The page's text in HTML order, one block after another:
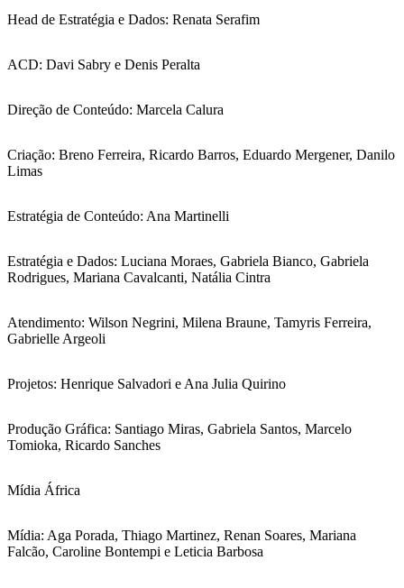
Head de Estratégia e Dados: Renata Serafim
ACD: Davi Sabry e Denis Peralta
Direção de Conteúdo: Marcela Calura
Criação: Breno Ferreira, Ricardo Barros, Eduardo Mergener, Danilo
Limas
Estratégia de Conteúdo: Ana Martinelli
Estratégia e Dados: Luciana Moraes, Gabriela Bianco, Gabriela
Rodrigues, Mariana Cavalcanti, Natália Cintra
Atendimento: Wilson Negrini, Milena Braune, Tamyris Ferreira,
Gabrielle Argeoli
Projetos: Henrique Salvadori e Ana Julia Quirino
Produção Gráfica: Santiago Miras, Gabriela Santos, Marcelo
Tomioka, Ricardo Sanches
Mídia África
Mídia: Aga Porada, Thiago Martinez, Renan Soares, Mariana
Falcão, Caroline Bontempi e Leticia Barbosa